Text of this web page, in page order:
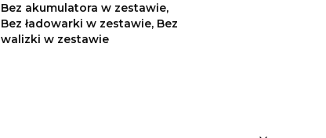
Bez akumulatora w zestawie,
Bez ładowarki w zestawie, Bez
walizki w zestawie